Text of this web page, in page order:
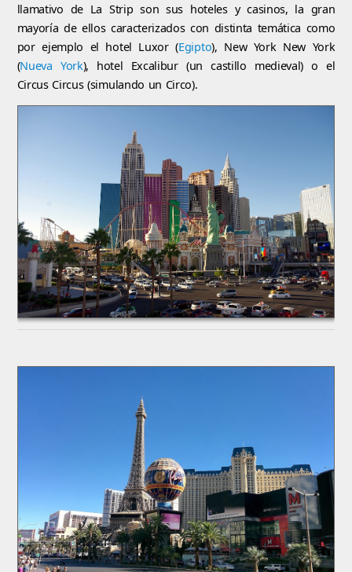
llamativo de La Strip son sus hoteles y casinos, la gran
mayoría de ellos caracterizados con distinta temática como
por ejemplo el hotel Luxor (Egipto), New York New York
(Nueva York), hotel Excalibur (un castillo medieval) o el
Circus Circus (simulando un Circo).